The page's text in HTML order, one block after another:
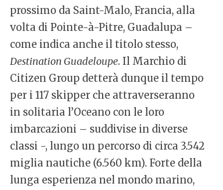
prossimo da Saint-Malo, Francia, alla
volta di Pointe-à-Pitre, Guadalupa –
come indica anche il titolo stesso,
Destination Guadeloupe. Il Marchio di
Citizen Group detterà dunque il tempo
per i 117 skipper che attraverseranno
in solitaria l’Oceano con le loro
imbarcazioni – suddivise in diverse
classi -, lungo un percorso di circa 3.542
miglia nautiche (6.560 km). Forte della
lunga esperienza nel mondo marino,